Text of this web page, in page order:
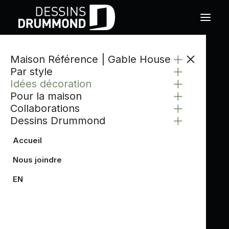
Maison Référence | Gable House
Par style
Idées décoration
Pour la maison
Collaborations
Dessins Drummond
Accueil
Nous joindre
EN